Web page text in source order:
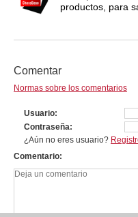
productos, para
Comentar
Normas sobre los comentarios
Usuario
Contraseña
¿Aún no eres usuario?
Comentario